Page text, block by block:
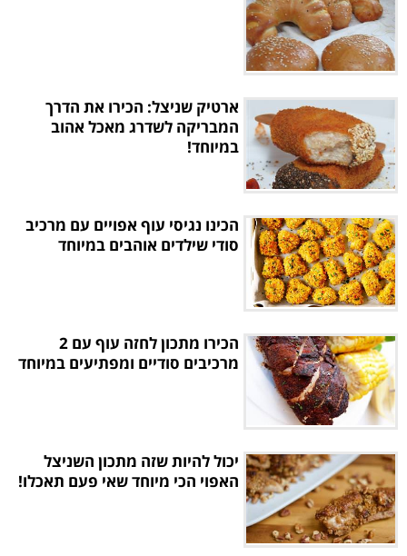
ארטיק שניצל: הכירו את הדרך
המבריקה לשדרג מאכל אהוב
במיוחד!
הכינו נגיסי עוף אפויים עם מרכיב
סודי שילדים אוהבים במיוחד
הכירו מתכון לחזה עוף עם 2
מרכיבים סודיים ומפתיעים במיוחד
יכול להיות שזה מתכון השניצל
האפוי הכי מיוחד שאי פעם תאכלו!